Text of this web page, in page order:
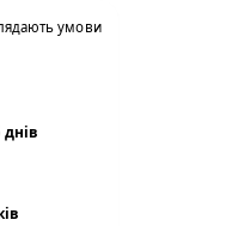
умови
днів